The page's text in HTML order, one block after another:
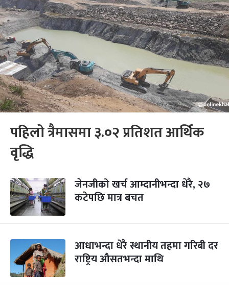
पहिलो त्रैमासमा ३.०२ प्रतिशत आर्थिक
वृद्धि
जेनजीको खर्च आम्दानीभन्दा धेरै, २७
कटेपछि मात्र बचत
आधाभन्दा धेरै स्थानीय तहमा गरिबी दर
राष्ट्रिय औसतभन्दा माथि